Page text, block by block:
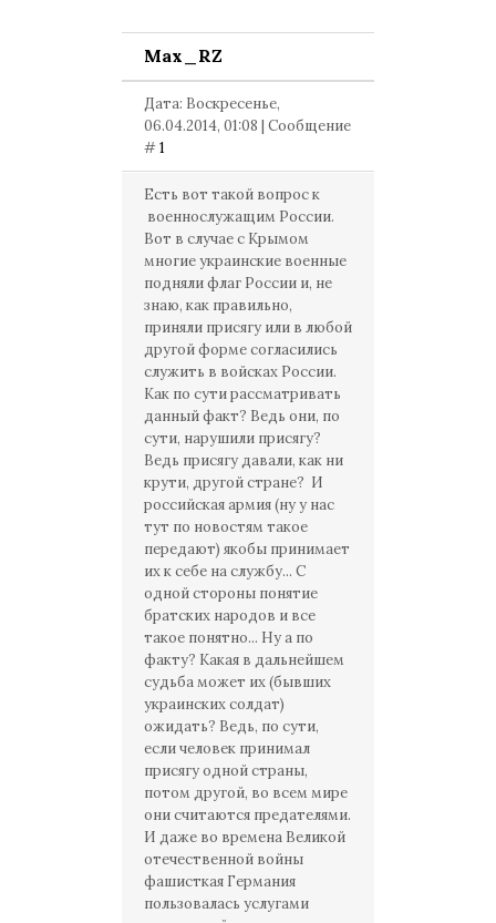
Max_RZ
Дата: Воскресенье,
06.04.2014, 01:08 | Сообщение
#1
Есть вот такой вопрос к
военнослужащим России.
Вот в случае с Крымом
многие украинские военные
подняли флаг России и, не
знаю, как правильно,
приняли присягу или в любой
другой форме согласились
служить в войсках России.
Как по сути рассматривать
данный факт? Ведь они, по
сути, нарушили присягу?
Ведь присягу давали, как ни
крути, другой стране? И
российская армия (ну у нас
тут по новостям такое
передают) якобы принимает
их к себе на службу... С
одной стороны понятие
братских народов и все
такое понятно... Ну а по
факту? Какая в дальнейшем
судьба может их (бывших
украинских солдат)
ожидать? Ведь, по сути,
если человек принимал
присягу одной страны,
потом другой, во всем мире
они считаются предателями.
И даже во времена Великой
отечественной войны
фашисткая Германия
пользовалась услугами